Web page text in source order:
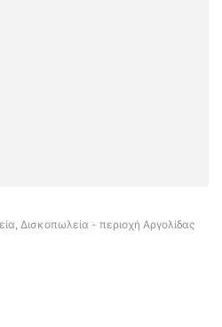
Δισκοπωλεία - περιοχή Αργολίδας